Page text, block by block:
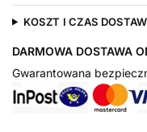
KOSZT I CZAS
DARMOWA DOSTAWA
Gwarantowana